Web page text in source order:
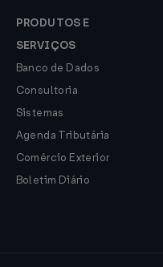
PRODUTOS E
SERVIÇOS
Banco de Dados
Consultoria
Sistemas
Agenda Tributária
Comércio Exterior
Boletim Diário